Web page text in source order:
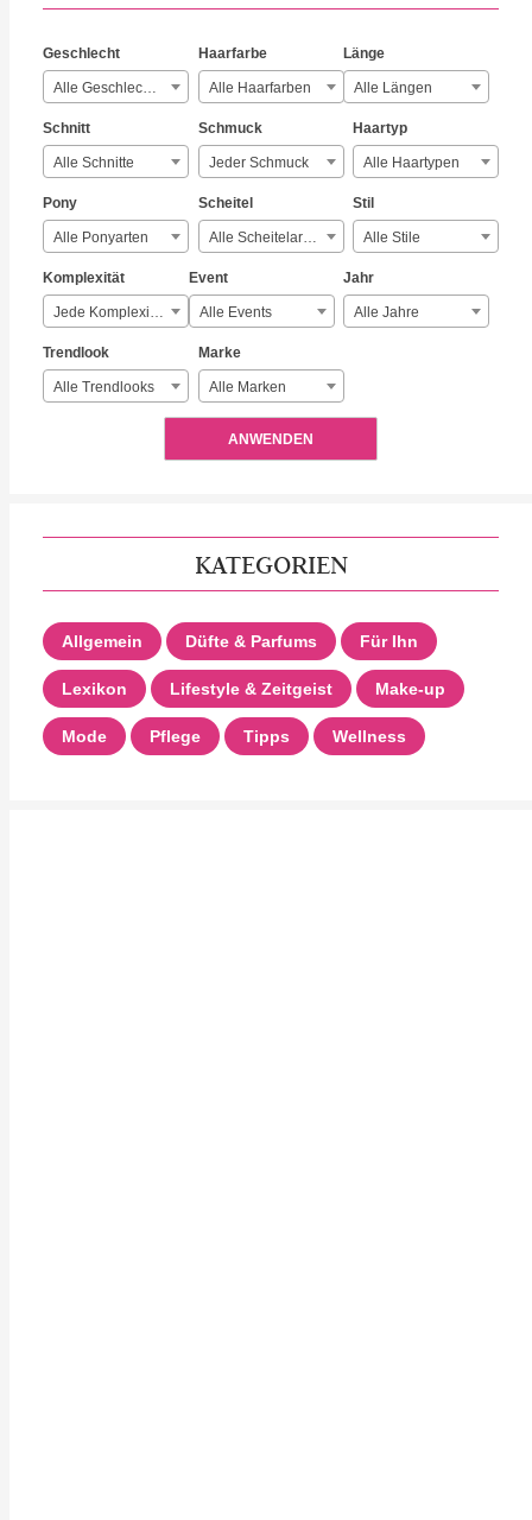
Geschlecht
Alle Geschlechter
Haarfarbe
Alle Haarfarben
Länge
Alle Längen
Schnitt
Alle Schnitte
Schmuck
Jeder Schmuck
Haartyp
Alle Haartypen
Pony
Alle Ponyarten
Scheitel
Alle Scheitelarten
Stil
Alle Stile
Komplexität
Jede Komplexität
Event
Alle Events
Jahr
Alle Jahre
Trendlook
Alle Trendlooks
Marke
Alle Marken
ANWENDEN
KATEGORIEN
Allgemein Düfte & Parfums Für Ihn
Lexikon Lifestyle & Zeitgeist Make-up
Mode Pflege Tipps Wellness